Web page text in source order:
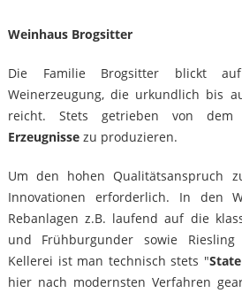
Weinhaus Brogsitter
Die Familie Brogsitter blickt
Weinerzeugung, die urkundlich bis
reicht. Stets getrieben von
Erzeugnissezu produzieren.
Um den hohen Qualitätsanspruch
Innovationen erforderlich. In den
Rebanlagen z.B. laufend auf die
und Frühburgunder sowie
Kellerei ist man technisch stets "
hier nach modernsten Verfahren